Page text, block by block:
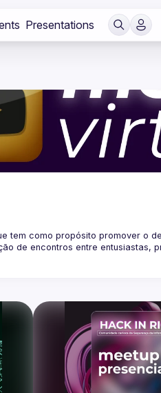
Presentations
tem como propósito promover o